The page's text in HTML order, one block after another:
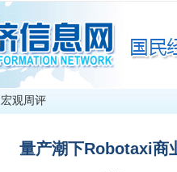
宏观周评
量产潮下Robotaxi商